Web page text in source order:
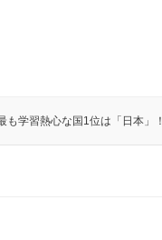
学習熱心な国1位は「日本」！